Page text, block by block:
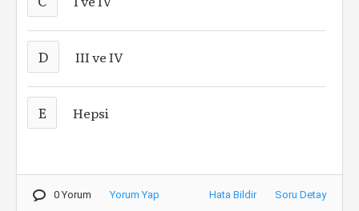
D III ve IV
E Hepsi
0 Yorum Yorum Yap Hata Bildir Soru Detay